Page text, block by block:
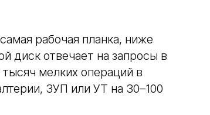
рабочая планка, ниже
диск отвечает на запросы в
мелких операций в
ЗУП или УТ на 30–100